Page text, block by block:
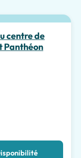
centre de
Panthéon